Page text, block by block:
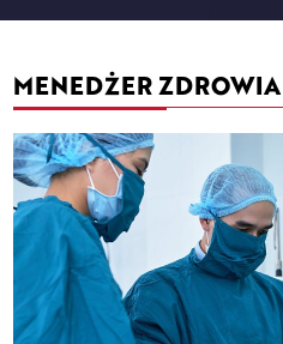
MENEDŻER ZDROWIA